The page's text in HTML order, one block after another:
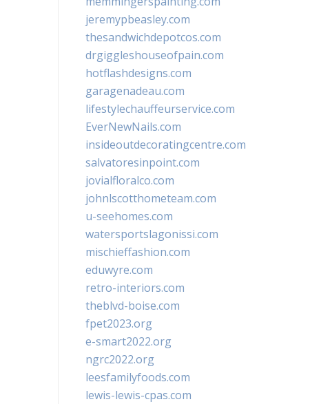
jeremypbeasley.com
thesandwichdepotcos.com
drgiggleshouseofpain.com
hotflashdesigns.com
garagenadeau.com
lifestylechauffeurservice.com
EverNewNails.com
insideoutdecoratingcentre.com
salvatoresinpoint.com
jovialfloralco.com
johnlscotthometeam.com
u-seehomes.com
watersportslagonissi.com
mischieffashion.com
eduwyre.com
retro-interiors.com
theblvd-boise.com
fpet2023.org
e-smart2022.org
ngrc2022.org
leesfamilyfoods.com
lewis-lewis-cpas.com